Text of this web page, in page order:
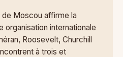
Moscou affirme la
organisation internationale
Roosevelt, Churchill
à trois et